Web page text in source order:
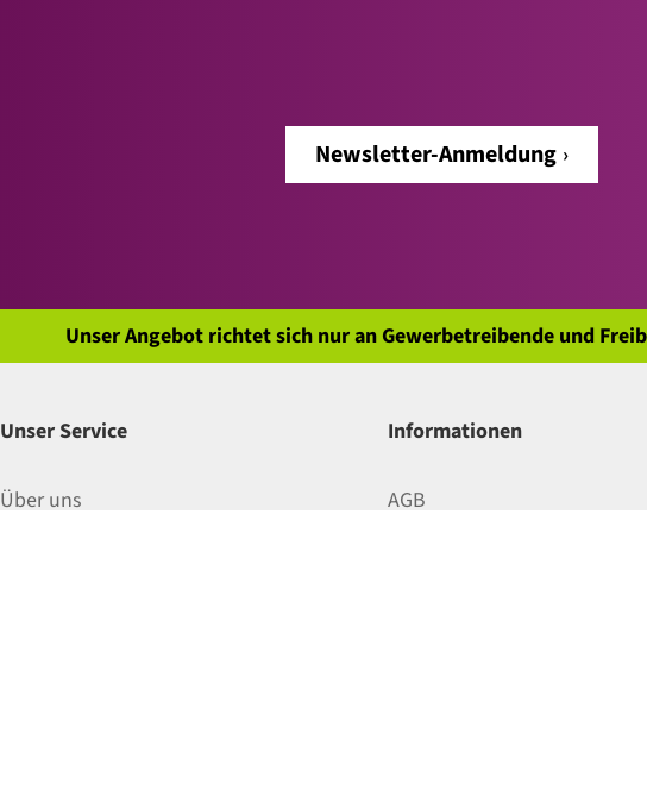
Newsletter-Anmeldung
Unser Angebot richtet sich nur an Gewerbetreibende und
Unser Service
Über uns
Informationen
AGB